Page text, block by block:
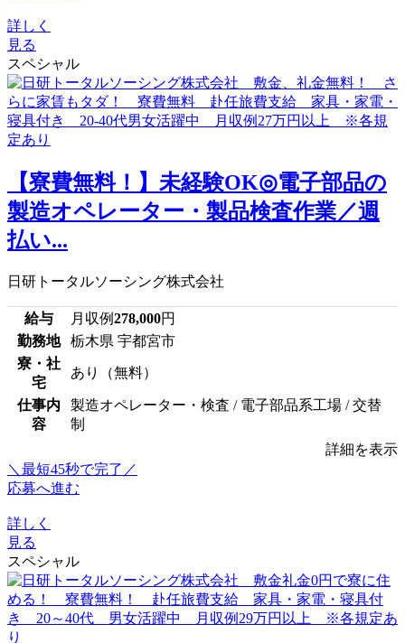
詳しく
見る
スペシャル
【寮費無料！】未経験OK◎電子部品の
製造オペレーター・製品検査作業／週
払い...
日研トータルソーシング株式会社
給与 月収例278,000円
勤務地
栃木県 宇都宮市
寮・社
宅
あり（無料）
仕事内
容
製造オペレーター・検査 / 電子部品系工場 / 交替
制
詳細を表示
＼最短45秒で完了／
応募へ進む
詳しく
見る
スペシャル